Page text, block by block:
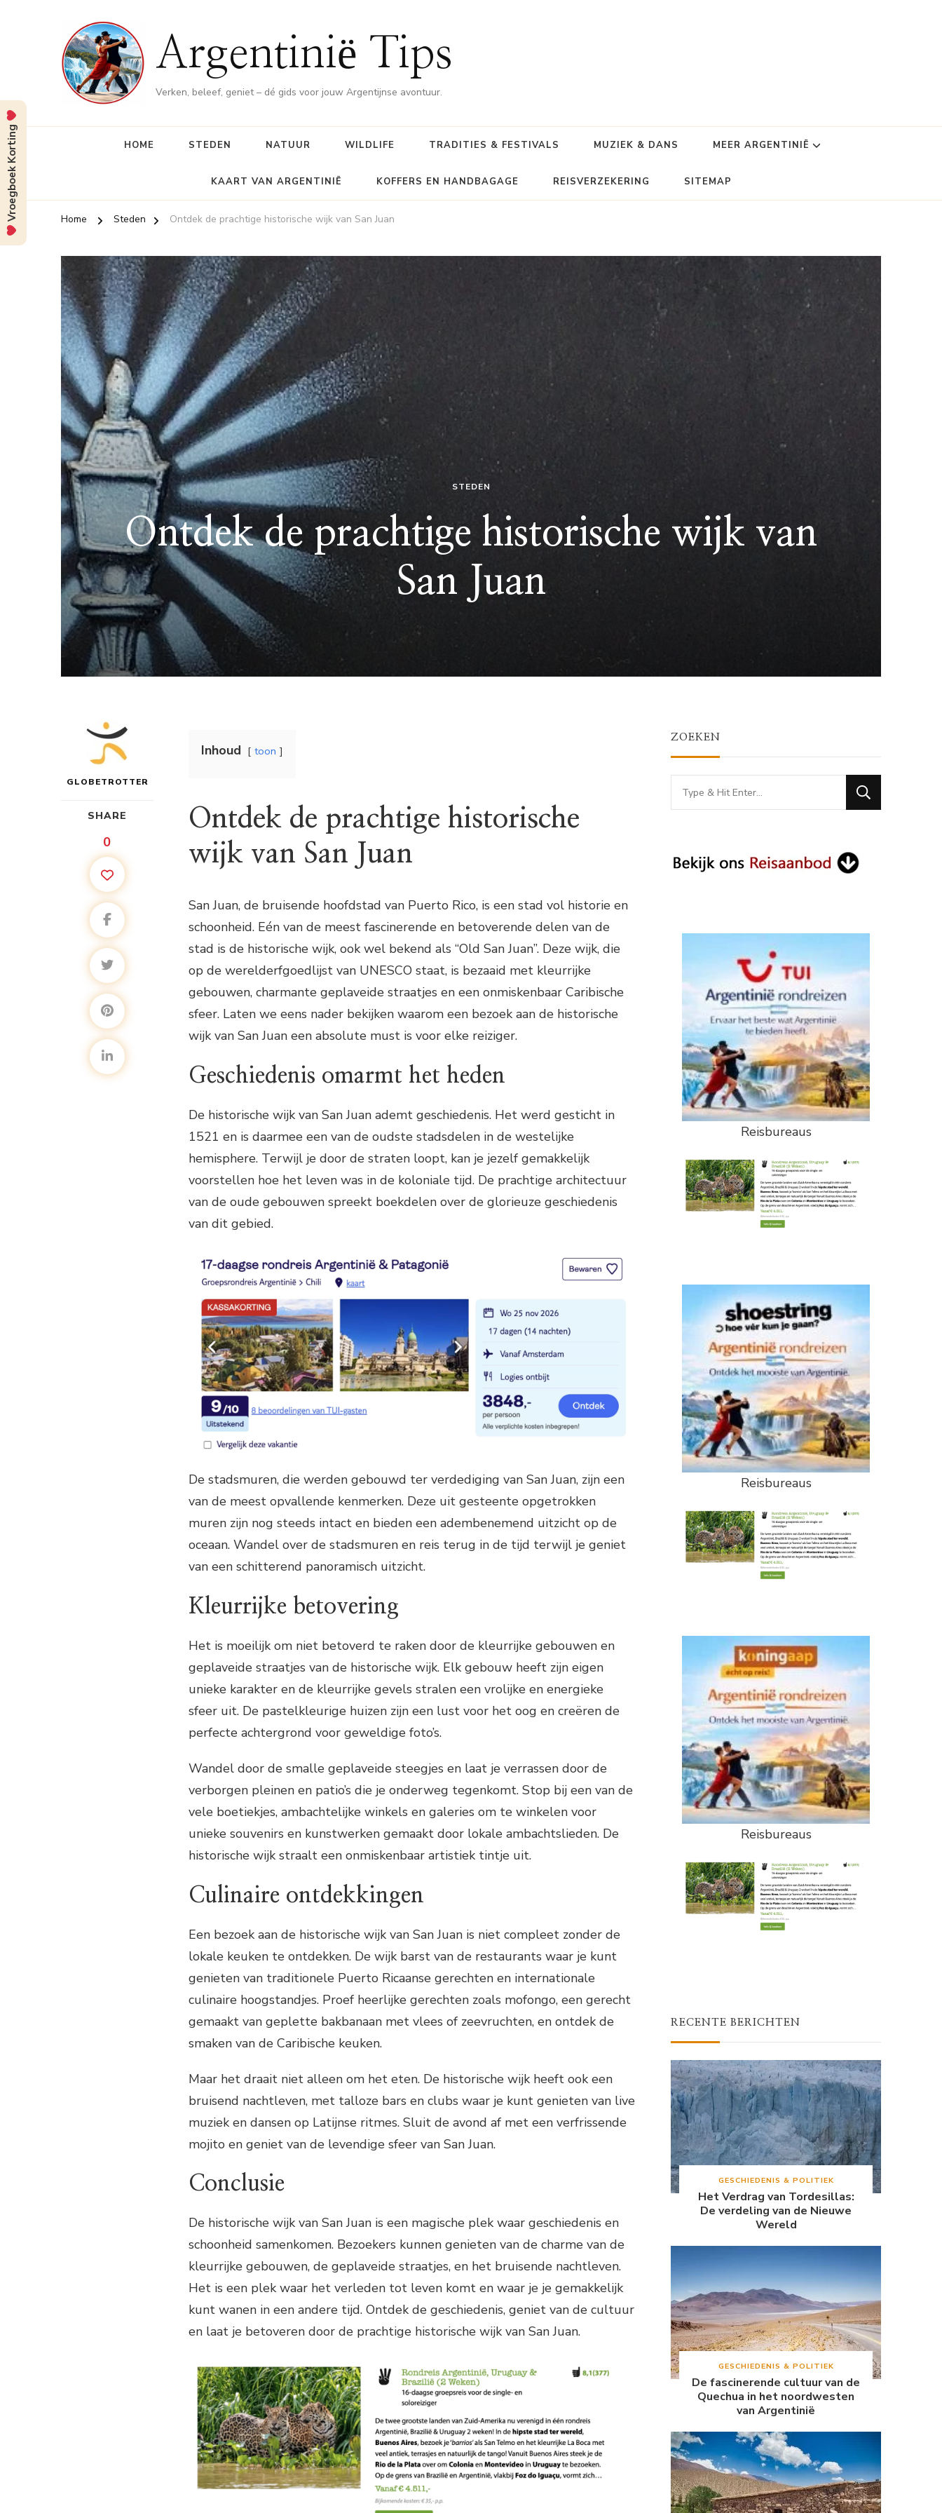
Argentinië Tips
Verken, beleef, geniet – dé gids voor jouw Argentijnse avontuur.
HOME STEDEN NATUUR WILDLIFE TRADITIES & FESTIVALS MUZIEK & DANS MEER ARGENTINIË
KAART VAN ARGENTINIË KOFFERS EN HANDBAGAGE REISVERZEKERING SITEMAP
Home Steden Ontdek de prachtige historische wijk van San Juan
STEDEN
Ontdek de prachtige historische wijk van
San Juan
GLOBETROTTER
SHARE
0
Inhoud toon
Ontdek de prachtige historische
wijk van San Juan
San Juan, de bruisende hoofdstad van Puerto Rico, is een stad vol historie en
schoonheid. Eén van de meest fascinerende en betoverende delen van de
stad is de historische wijk, ook wel bekend als “Old San Juan”. Deze wijk, die
op de werelderfgoedlijst van UNESCO staat, is bezaaid met kleurrijke
gebouwen, charmante geplaveide straatjes en een onmiskenbaar Caribische
sfeer. Laten we eens nader bekijken waarom een bezoek aan de historische
wijk van San Juan een absolute must is voor elke reiziger.
Geschiedenis omarmt het heden
De historische wijk van San Juan ademt geschiedenis. Het werd gesticht in
1521 en is daarmee een van de oudste stadsdelen in de westelijke
hemisphere. Terwijl je door de straten loopt, kan je jezelf gemakkelijk
voorstellen hoe het leven was in de koloniale tijd. De prachtige architectuur
van de oude gebouwen spreekt boekdelen over de glorieuze geschiedenis
van dit gebied.
De stadsmuren, die werden gebouwd ter verdediging van San Juan, zijn een
van de meest opvallende kenmerken. Deze uit gesteente opgetrokken
muren zijn nog steeds intact en bieden een adembenemend uitzicht op de
oceaan. Wandel over de stadsmuren en reis terug in de tijd terwijl je geniet
van een schitterend panoramisch uitzicht.
Kleurrijke betovering
Het is moeilijk om niet betoverd te raken door de kleurrijke gebouwen en
geplaveide straatjes van de historische wijk. Elk gebouw heeft zijn eigen
unieke karakter en de kleurrijke gevels stralen een vrolijke en energieke
sfeer uit. De pastelkleurige huizen zijn een lust voor het oog en creëren de
perfecte achtergrond voor geweldige foto’s.
Wandel door de smalle geplaveide steegjes en laat je verrassen door de
verborgen pleinen en patio’s die je onderweg tegenkomt. Stop bij een van de
vele boetiekjes, ambachtelijke winkels en galeries om te winkelen voor
unieke souvenirs en kunstwerken gemaakt door lokale ambachtslieden. De
historische wijk straalt een onmiskenbaar artistiek tintje uit.
Culinaire ontdekkingen
Een bezoek aan de historische wijk van San Juan is niet compleet zonder de
lokale keuken te ontdekken. De wijk barst van de restaurants waar je kunt
genieten van traditionele Puerto Ricaanse gerechten en internationale
culinaire hoogstandjes. Proef heerlijke gerechten zoals mofongo, een gerecht
gemaakt van geplette bakbanaan met vlees of zeevruchten, en ontdek de
smaken van de Caribische keuken.
Maar het draait niet alleen om het eten. De historische wijk heeft ook een
bruisend nachtleven, met talloze bars en clubs waar je kunt genieten van live
muziek en dansen op Latijnse ritmes. Sluit de avond af met een verfrissende
mojito en geniet van de levendige sfeer van San Juan.
Conclusie
De historische wijk van San Juan is een magische plek waar geschiedenis en
schoonheid samenkomen. Bezoekers kunnen genieten van de charme van de
kleurrijke gebouwen, de geplaveide straatjes, en het bruisende nachtleven.
Het is een plek waar het verleden tot leven komt en waar je je gemakkelijk
kunt wanen in een andere tijd. Ontdek de geschiedenis, geniet van de cultuur
en laat je betoveren door de prachtige historische wijk van San Juan.
ZOEKEN
Looking
for
Reisbureaus
Reisbureaus
Reisbureaus
RECENTE BERICHTEN
GESCHIEDENIS & POLITIEK
Het Verdrag van Tordesillas:
De verdeling van de Nieuwe
Wereld
GESCHIEDENIS & POLITIEK
De fascinerende cultuur van de
Quechua in het noordwesten
van Argentinië
Vroegboek Korting